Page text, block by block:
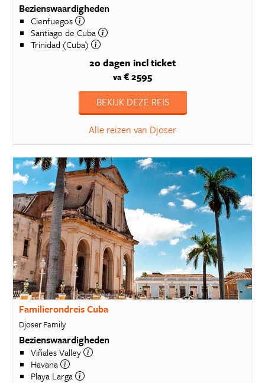
Bezienswaardigheden
Cienfuegos
Santiago de Cuba
Trinidad (Cuba)
20 dagen incl ticket
va € 2595
BEKIJK DEZE REIS
Alle reizen van Djoser
Familierondreis Cuba
Djoser Family
Bezienswaardigheden
Viñales Valley
Havana
Playa Larga